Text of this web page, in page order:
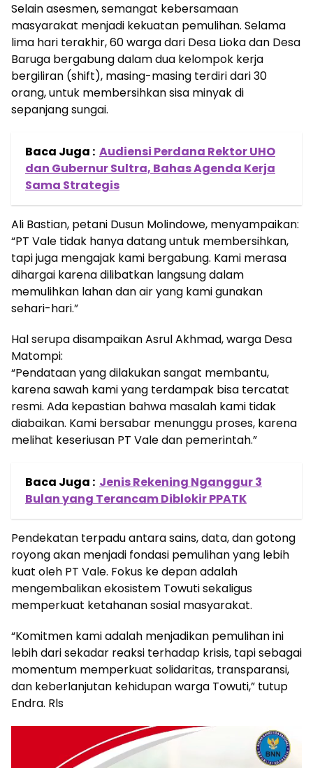
Selain asesmen, semangat kebersamaan
masyarakat menjadi kekuatan pemulihan. Selama
lima hari terakhir, 60 warga dari Desa Lioka dan Desa
Baruga bergabung dalam dua kelompok kerja
bergiliran (shift), masing-masing terdiri dari 30
orang, untuk membersihkan sisa minyak di
sepanjang sungai.
Baca Juga : Audiensi Perdana Rektor UHO
dan Gubernur Sultra, Bahas Agenda Kerja
Sama Strategis
Ali Bastian, petani Dusun Molindowe, menyampaikan:
“PT Vale tidak hanya datang untuk membersihkan,
tapi juga mengajak kami bergabung. Kami merasa
dihargai karena dilibatkan langsung dalam
memulihkan lahan dan air yang kami gunakan
sehari-hari.”
Hal serupa disampaikan Asrul Akhmad, warga Desa
Matompi:
“Pendataan yang dilakukan sangat membantu,
karena sawah kami yang terdampak bisa tercatat
resmi. Ada kepastian bahwa masalah kami tidak
diabaikan. Kami bersabar menunggu proses, karena
melihat keseriusan PT Vale dan pemerintah.”
Baca Juga : Jenis Rekening Nganggur 3
Bulan yang Terancam Diblokir PPATK
Pendekatan terpadu antara sains, data, dan gotong
royong akan menjadi fondasi pemulihan yang lebih
kuat oleh PT Vale. Fokus ke depan adalah
mengembalikan ekosistem Towuti sekaligus
memperkuat ketahanan sosial masyarakat.
“Komitmen kami adalah menjadikan pemulihan ini
lebih dari sekadar reaksi terhadap krisis, tapi sebagai
momentum memperkuat solidaritas, transparansi,
dan keberlanjutan kehidupan warga Towuti,” tutup
Endra. Rls